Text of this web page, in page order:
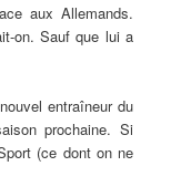
aux Allemands.
on. Sauf que lui a
entraîneur du
prochaine. Si
(ce dont on ne